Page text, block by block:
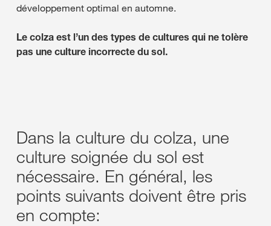
développement optimal en automne.
Le colza est l’un des types de cultures qui ne tolère
pas une culture incorrecte du sol.
Dans la culture du colza, une
culture soignée du sol est
nécessaire. En général, les
points suivants doivent être pris
en compte: